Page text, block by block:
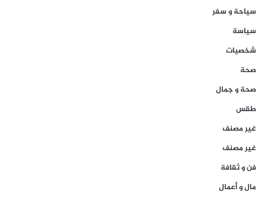
سياحة و سفر
سياسة
شخصيات
صحة
صحة و جمال
طقس
غير مصنف
غير مصنف
فن و ثقافة
مال و أعمال